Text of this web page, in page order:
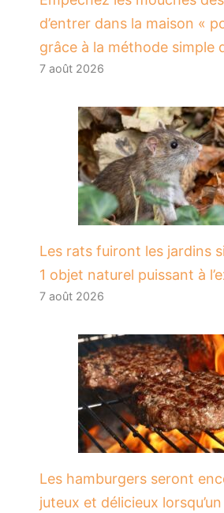
d’entrer dans la maison «
grâce à la méthode simple
7 août 2026
Les rats fuiront les jardins
1 objet naturel puissant à
7 août 2026
Les hamburgers seront
juteux et délicieux